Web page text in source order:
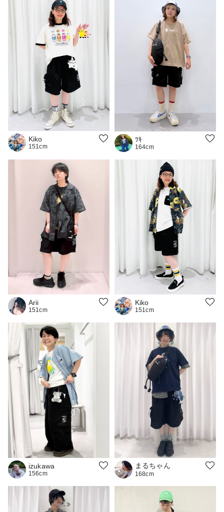
Kiko
151cm
ﾂｷ
164cm
Arii
151cm
Kiko
151cm
izukawa
156cm
まるちゃん
168cm